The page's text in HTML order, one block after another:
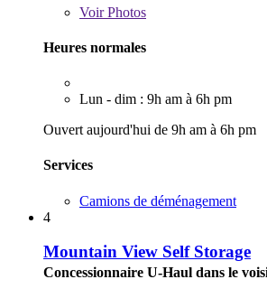
VoirPhotos
Heures normales
Lun - dim : 9h am à 6h pm
Ouvert aujourd'hui de 9h am à 6h pm
Services
Camions de déménagement
4
Mountain View Self Storage
Concessionnaire U-Haul dans le